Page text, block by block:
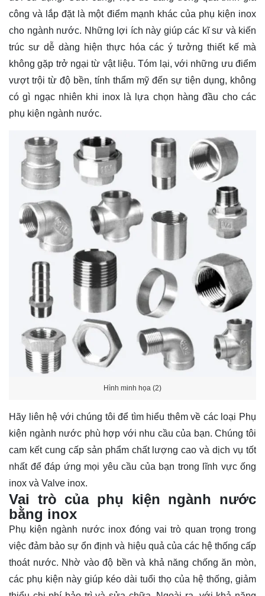
công và lắp đặt là một điểm mạnh khác của phụ kiện inox
cho ngành nước. Những lợi ích này giúp các kĩ sư và kiến
trúc sư dễ dàng hiện thực hóa các ý tưởng thiết kế mà
không gặp trở ngại từ vật liệu. Tóm lại, với những ưu điểm
vượt trội từ độ bền, tính thẩm mỹ đến sự tiện dụng, không
có gì ngạc nhiên khi inox là lựa chọn hàng đầu cho các
phụ kiện ngành nước.
Hình minh họa (2)
Hãy liên hệ với chúng tôi để tìm hiểu thêm về các loại Phụ
kiện ngành nước phù hợp với nhu cầu của bạn. Chúng tôi
cam kết cung cấp sản phẩm chất lượng cao và dịch vụ tốt
nhất để đáp ứng mọi yêu cầu của bạn trong lĩnh vực ống
inox và Valve inox.
Vai trò của phụ kiện ngành nước
bằng inox
Phụ kiện ngành nước inox đóng vai trò quan trọng trong
việc đảm bảo sự ổn định và hiệu quả của các hệ thống cấp
thoát nước. Nhờ vào độ bền và khả năng chống ăn mòn,
các phụ kiện này giúp kéo dài tuổi thọ của hệ thống, giảm